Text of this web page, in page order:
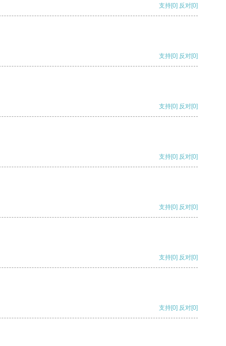
支持[0] 反对[0]
支持[0] 反对[0]
支持[0] 反对[0]
支持[0] 反对[0]
支持[0] 反对[0]
支持[0] 反对[0]
支持[0] 反对[0]